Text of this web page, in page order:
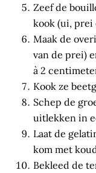
Zeef de
kook (ui, prei
Maak de
van de prei)
à 2
Kook ze
Schep de
uitlekken in
Laat de
kom met
Bekleed de